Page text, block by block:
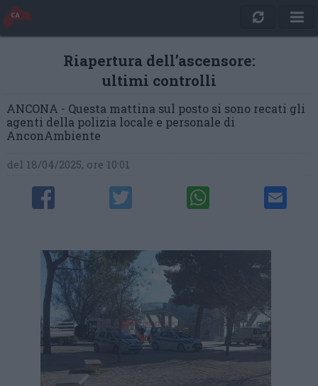
Riapertura dell’ascensore:
ultimi controlli
ANCONA - Questa mattina sul posto si sono recati gli
agenti della polizia locale e personale di
AnconAmbiente
del 18/04/2025, ore 10:01